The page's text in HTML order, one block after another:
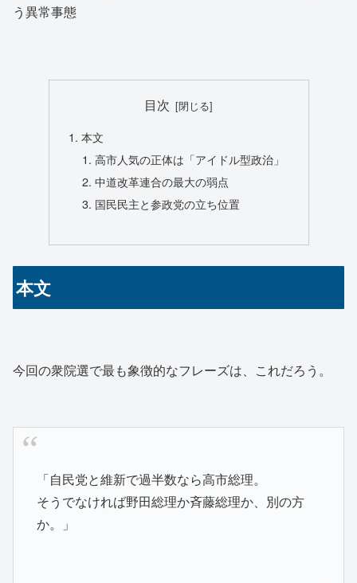
う異常事態
目次
本文
高市人気の正体は「アイドル型政治」
中道改革連合の最大の弱点
国民民主と参政党の立ち位置
本文
今回の衆院選で最も象徴的なフレーズは、これだろう。
「自民党と維新で過半数なら高市総理。
そうでなければ野田総理か斉藤総理か、別の方
か。」